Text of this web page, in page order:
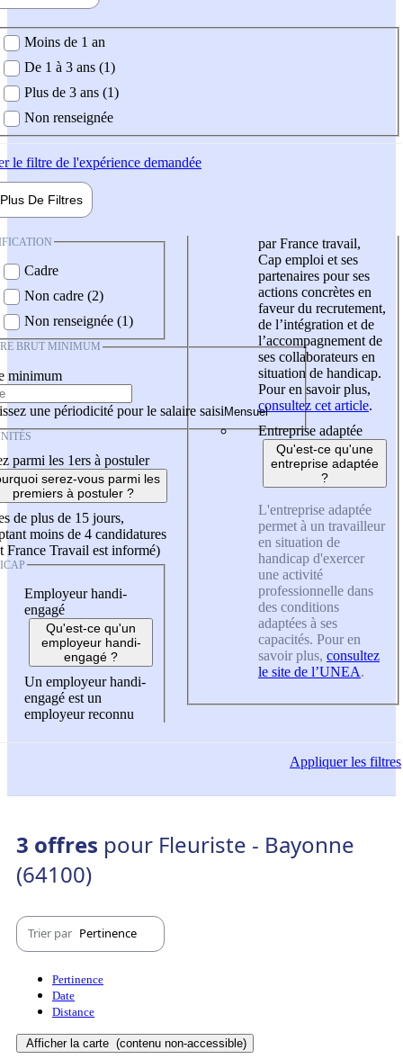
demandée
Moins de 1 an
De 1 à 3 ans (1)
Plus de 3 ans (1)
Non renseignée
le filtre de l'expérience demandée
Plus De Filtres
Cadre
Non cadre (2)
Non renseignée (1)
BRUT MINIMUM
minimum
une périodicité pour le salaire saisi
parmi les 1ers à postuler
serez-vous parmi les
premiers à postuler ?
de plus de 15 jours,
moins de 4 candidatures
France Travail est informé)
Employeur handi-
engagé
Qu'est-ce qu'un
employeur handi-
engagé ?
Un employeur handi-
engagé est un
employeur reconnu
par France travail,
Cap emploi et ses
partenaires pour ses
actions concrètes en
faveur du recrutement,
de l’intégration et de
l’accompagnement de
ses collaborateurs en
situation de handicap.
Pour en savoir plus,
consultez cet article.
Entreprise adaptée
Qu'est-ce qu'une
entreprise adaptée
?
L'entreprise adaptée
permet à un travailleur
en situation de
handicap d'exercer
une activité
professionnelle dans
des conditions
adaptées à ses
capacités. Pour en
savoir plus, consultez
le site de l’UNEA.
Appliquerles filtres
3 offres pour Fleuriste - Bayonne
(64100)
Trier par Pertinence
Pertinence
Date
Distance
Afficher la carte (contenu non-accessible)